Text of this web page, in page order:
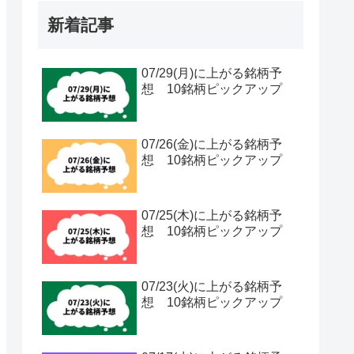
新着記事
07/29(月)に上がる銘柄予
想 10銘柄ピックアップ
07/26(金)に上がる銘柄予
想 10銘柄ピックアップ
07/25(木)に上がる銘柄予
想 10銘柄ピックアップ
07/23(火)に上がる銘柄予
想 10銘柄ピックアップ